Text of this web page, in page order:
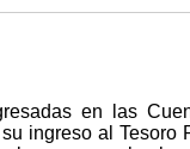
en las
ingreso al Tesoro